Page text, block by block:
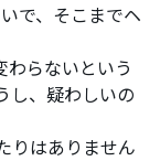
で、そこまでヘ
らないという
し、疑わしいの
りはありません